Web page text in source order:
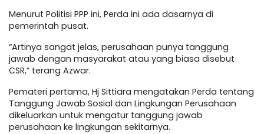
Menurut Politisi PPP ini, Perda ini ada dasarnya di
pemerintah pusat.
“Artinya sangat jelas, perusahaan punya tanggung
jawab dengan masyarakat atau yang biasa disebut
CSR,” terang Azwar.
Pemateri pertama, Hj Sittiara mengatakan Perda tentang
Tanggung Jawab Sosial dan Lingkungan Perusahaan
dikeluarkan untuk mengatur tanggung jawab
perusahaan ke lingkungan sekitarnya.